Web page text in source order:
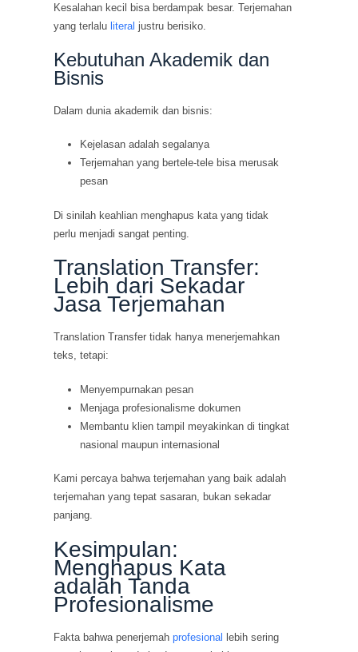
Kesalahan kecil bisa berdampak besar. Terjemahan
yang terlalu literal justru berisiko.
Kebutuhan Akademik dan
Bisnis
Dalam dunia akademik dan bisnis:
Kejelasan adalah segalanya
Terjemahan yang bertele-tele bisa merusak
pesan
Di sinilah keahlian menghapus kata yang tidak
perlu menjadi sangat penting.
Translation Transfer:
Lebih dari Sekadar
Jasa Terjemahan
Translation Transfer tidak hanya menerjemahkan
teks, tetapi:
Menyempurnakan pesan
Menjaga profesionalisme dokumen
Membantu klien tampil meyakinkan di tingkat
nasional maupun internasional
Kami percaya bahwa terjemahan yang baik adalah
terjemahan yang tepat sasaran, bukan sekadar
panjang.
Kesimpulan:
Menghapus Kata
adalah Tanda
Profesionalisme
Fakta bahwa penerjemahprofesional lebih sering